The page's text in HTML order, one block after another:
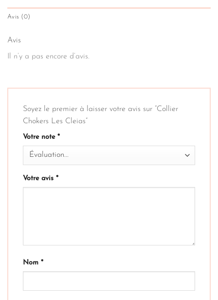
Avis (0)
Avis
Il n’y a pas encore d’avis.
Soyez le premier à laisser votre avis sur “Collier
Chokers Les Cleias”
Votre note *
Votre avis *
Nom *